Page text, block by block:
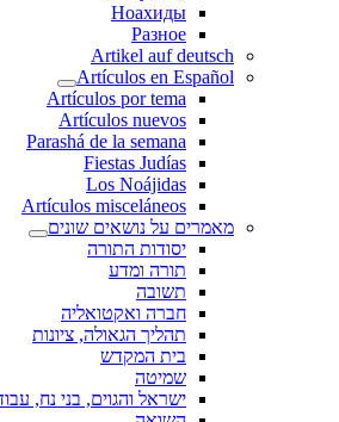
Ноахиды
Разное
Artikel auf deutsch
Artículos en Español
Artículos por tema
Artículos nuevos
Parashá de la semana
Fiestas Judías
Los Noájidas
Artículos misceláneos
מאמרים על נושאים שונים
יסודות התורה
תורה ומדע
תשובה
חברה ואקטואליה
תהליך הגאולה, ציונות
בית המקדש
שמיטה
ישראל והגוים, בני נח,